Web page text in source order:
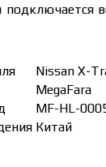
подключается
Nissan X-
MegaFara
MF-HL-
Китай